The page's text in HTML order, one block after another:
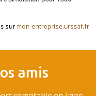
surmon-entreprise.urssaf.fr
amis